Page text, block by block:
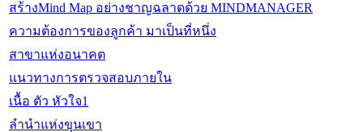
สร้างMind Map อย่างชาญฉลาดด้วย MINDMANAGER
ความต้องการของลูกค้า มาเป็นที่หนึ่ง
สาขาแห่งอนาคต
แนวทางการตรวจสอบภายใน
เนื้อ ตัว หัวใจ1
ลำนำแห่งขุนเขา